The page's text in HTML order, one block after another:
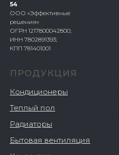
54
ООО «Эффективные
решения»
ОГРН 1217800042800;
ИНН 7802891393;
КПП 781401001
ПРОДУКЦИЯ
Кондиционеры
Теплый пол
Радиаторы
Бытовая вентиляция